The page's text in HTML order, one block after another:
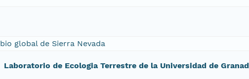
global de Sierra Nevada
Laboratorio de Ecologia Terrestre de la Universidad de